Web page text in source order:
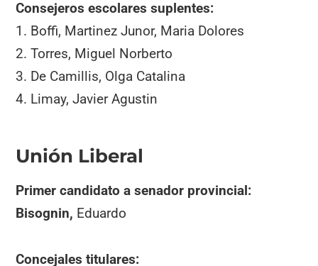
Consejeros escolares suplentes:
1. Boffi, Martinez Junor, Maria Dolores
2. Torres, Miguel Norberto
3. De Camillis, Olga Catalina
4. Limay, Javier Agustin
Unión Liberal
Primer candidato a senador provincial:
Bisognin, Eduardo
Concejales titulares: